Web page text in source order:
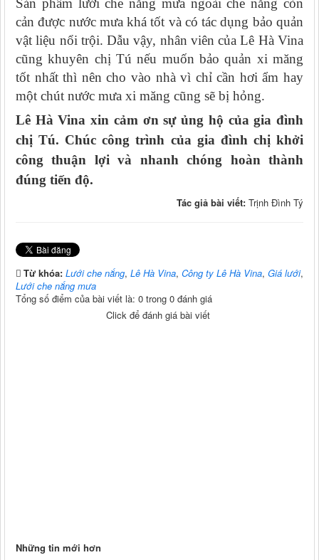
Sản phẩm lưới che nắng mưa ngoài che nắng còn
cản được nước mưa khá tốt và có tác dụng bảo quản
vật liệu nổi trội. Dẫu vậy, nhân viên của Lê Hà Vina
cũng khuyên chị Tú nếu muốn bảo quản xi măng
tốt nhất thì nên cho vào nhà vì chỉ cần hơi ẩm hay
một chút nước mưa xi măng cũng sẽ bị hỏng.
Lê Hà Vina xin cảm ơn sự ủng hộ của gia đình
chị Tú. Chúc công trình của gia đình chị khởi
công thuận lợi và nhanh chóng hoàn thành
đúng tiến độ.
Tác giả bài viết: Trịnh Đình Tý
Từ khóa: Lưới che nắng, Lê Hà Vina, Công ty Lê Hà Vina, Giá lưới,
Lưới che nắng mưa
Tổng số điểm của bài viết là: 0 trong 0 đánh giá
Click để đánh giá bài viết
Những tin mới hơn